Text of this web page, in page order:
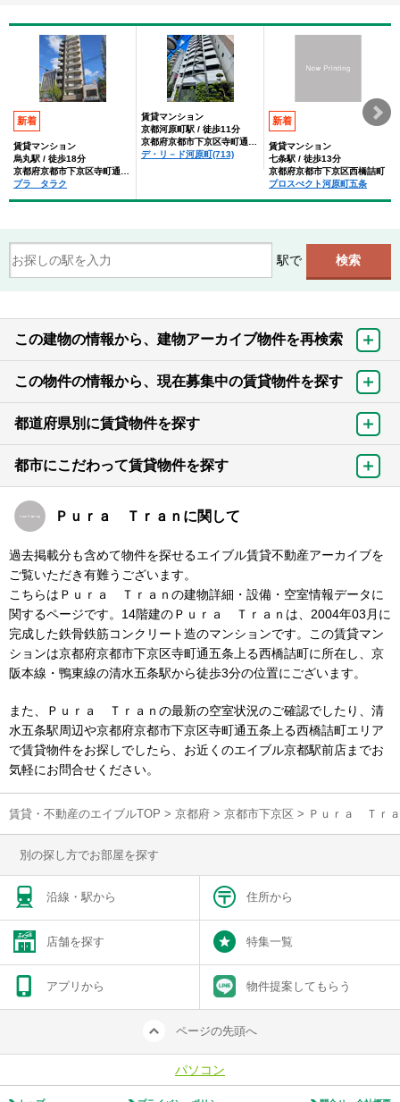
新着
賃貸マンション
烏丸駅 / 徒歩18分
京都府京都市下京区寺町通五条上る西橋詰町
プラ タラク
賃貸マンション
京都河原町駅 / 徒歩11分
京都府京都市下京区寺町通五条上る西橋詰町
デ・リ－ド河原町(713)
新着
賃貸マンション
七条駅 / 徒歩13分
京都府京都市下京区西橋詰町
プロスぺクト河原町五条
駅で
この建物の情報から、建物アーカイブ物件を再検索
この物件の情報から、現在募集中の賃貸物件を探す
都道府県別に賃貸物件を探す
都市にこだわって賃貸物件を探す
Ｐｕｒａ Ｔｒａｎに関して
過去掲載分も含めて物件を探せるエイブル賃貸不動産アーカイブを
ご覧いただき有難うございます。
こちらはＰｕｒａ Ｔｒａｎの建物詳細・設備・空室情報データに
関するページです。14階建のＰｕｒａ Ｔｒａｎは、2004年03月に
完成した鉄骨鉄筋コンクリート造のマンションです。この賃貸マン
ションは京都府京都市下京区寺町通五条上る西橋詰町に所在し、京
阪本線・鴨東線の清水五条駅から徒歩3分の位置にございます。
また、Ｐｕｒａ Ｔｒａｎの最新の空室状況のご確認でしたり、清
水五条駅周辺や京都府京都市下京区寺町通五条上る西橋詰町エリア
で賃貸物件をお探しでしたら、お近くのエイブル京都駅前店までお
気軽にお問合せください。
賃貸・不動産のエイブルTOP > 京都府 > 京都市下京区 > Ｐｕｒａ Ｔｒ
別の探し方でお部屋を探す
沿線・駅から 住所から
店舗を探す 特集一覧
アプリから 物件提案してもらう
ページの先頭へ
パソコン